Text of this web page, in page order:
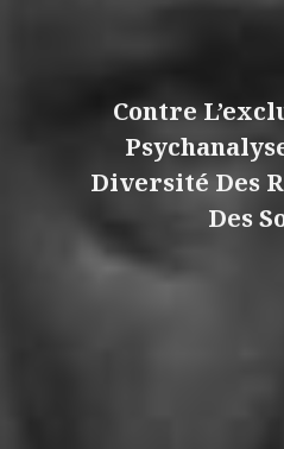
Contre
Diversité Des
Des